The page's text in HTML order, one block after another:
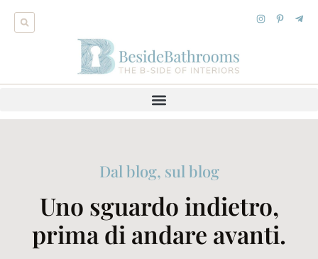
Dal blog, sul blog
Uno sguardo indietro,
prima di andare avanti.